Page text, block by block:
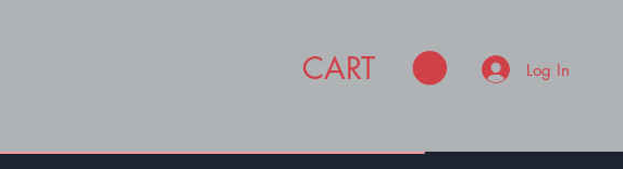
CART Log In